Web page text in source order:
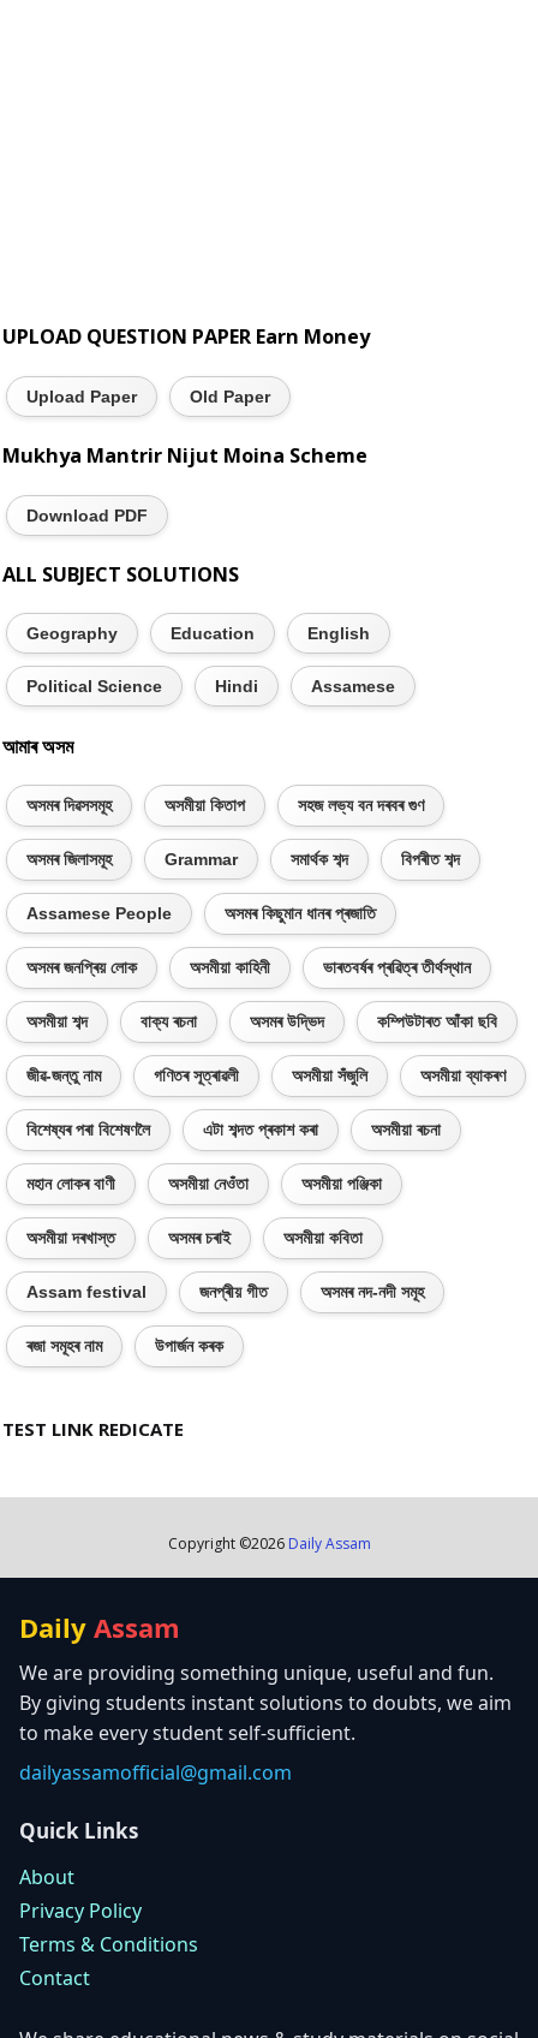
UPLOAD QUESTION PAPER Earn Money
Upload Paper Old Paper
Mukhya Mantrir Nijut Moina Scheme
Download PDF
ALL SUBJECT SOLUTIONS
Geography Education English
Political Science Hindi Assamese
আমাৰ অসম
অসমৰ দিৱসসমূহ অসমীয়া কিতাপ সহজ লভ্য বন দৰবৰ গুণ
অসমৰ জিলাসমূহ Grammar সমাৰ্থক শব্দ বিপৰীত শব্দ
Assamese People অসমৰ কিছুমান ধানৰ প্ৰজাতি
অসমৰ জনপ্ৰিয় লোক অসমীয়া কাহিনী ভাৰতবৰ্ষৰ প্ৰৱিত্ৰ তীৰ্থস্থান
অসমীয়া শব্দ বাক্য ৰচনা অসমৰ উদ্ভিদ কম্পিউটাৰত আঁকা ছবি
জীৱ-জন্তু নাম গণিতৰ সূত্ৰাৱলী অসমীয়া সঁজুলি অসমীয়া ব্যাকৰণ
বিশেষ্যৰ পৰা বিশেষণলৈ এটা শব্দত প্ৰকাশ কৰা অসমীয়া ৰচনা
মহান লোকৰ বাণী অসমীয়া নেওঁতা অসমীয়া পঞ্জিকা
অসমীয়া দৰখাস্ত অসমৰ চৰাই অসমীয়া কবিতা
Assam festival জনপ্ৰীয় গীত অসমৰ নদ-নদী সমূহ
ৰজা সমূহৰ নাম উপাৰ্জন কৰক
TEST LINK REDICATE
Copyright ©2026 Daily Assam
Daily Assam
We are providing something unique, useful and fun.
By giving students instant solutions to doubts, we aim
to make every student self-sufficient.
dailyassamofficial@gmail.com
Quick Links
About
Privacy Policy
Terms & Conditions
Contact